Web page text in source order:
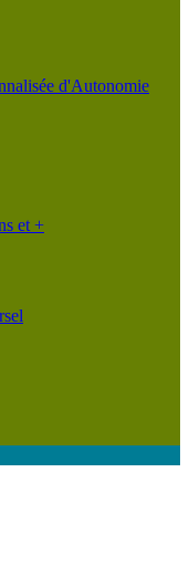
d'Autonomie
et +